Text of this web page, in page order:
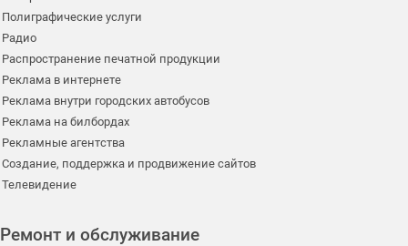
Полиграфические услуги
Радио
Распространение печатной продукции
Реклама в интернете
Реклама внутри городских автобусов
Реклама на билбордах
Рекламные агентства
Создание, поддержка и продвижение сайтов
Телевидение
Ремонт и обслуживание